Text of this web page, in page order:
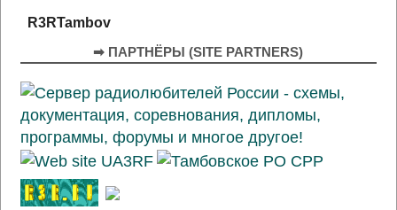
R3RTambov
➡ ПАРТНЁРЫ (SITE PARTNERS)